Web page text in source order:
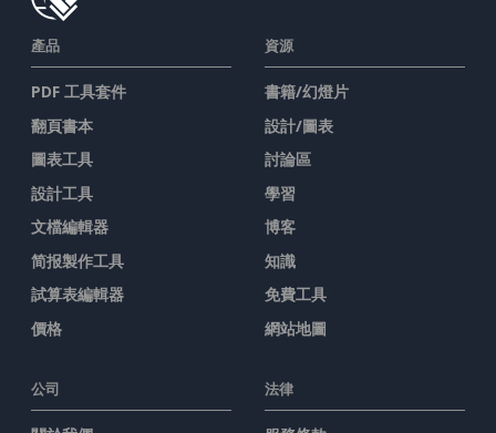
產品
PDF 工具套件
翻頁書本
圖表工具
設計工具
文檔編輯器
简报製作工具
試算表編輯器
價格
資源
書籍/幻燈片
設計/圖表
討論區
學習
博客
知識
免費工具
網站地圖
公司 法律